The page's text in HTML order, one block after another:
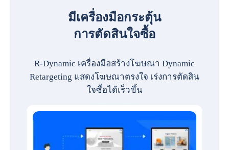
มีเครื่องมือกระตุ้น
การตัดสินใจซื้อ
R-Dynamic เครื่องมือสร้างโฆษณา Dynamic
Retargeting แสดงโฆษณาตรงใจ เร่งการตัดสิน
ใจซื้อได้เร็วขึ้น